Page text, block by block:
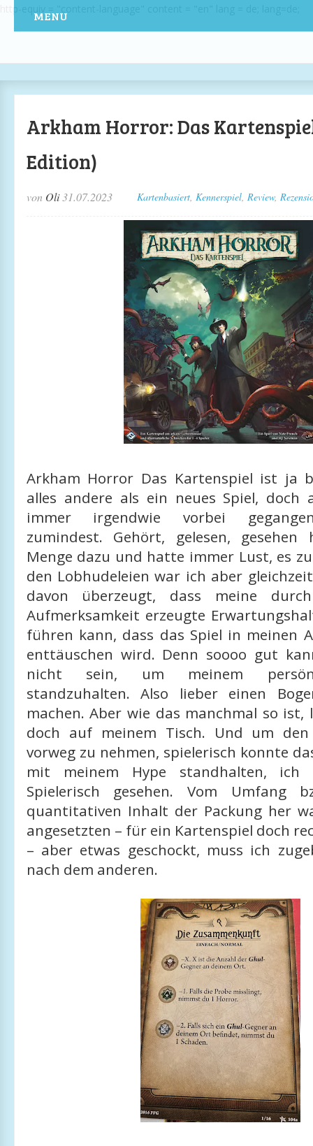
MENU
Arkham Horror: Das
Edition)
von Oli 31.07.2023 Kartenbasiert, Kennerspiel, Review,
Arkham Horror Das Kartenspiel ist ja
alles andere als ein neues Spiel, doch
immer irgendwie vorbei
zumindest. Gehört, gelesen,
Menge dazu und hatte immer Lust, es
den Lobhudeleien war ich aber
davon überzeugt, dass meine
Aufmerksamkeit erzeugte
führen kann, dass das Spiel in meinen
enttäuschen wird. Denn soooo gut
nicht sein, um meinem
standzuhalten. Also lieber einen
machen. Aber wie das manchmal so ist,
doch auf meinem Tisch. Und um den
vorweg zu nehmen, spielerisch konnte
mit meinem Hype standhalten,
Spielerisch gesehen. Vom Umfang
quantitativen Inhalt der Packung her
angesetzten – für ein Kartenspiel doch
– aber etwas geschockt, muss ich
nach dem anderen.